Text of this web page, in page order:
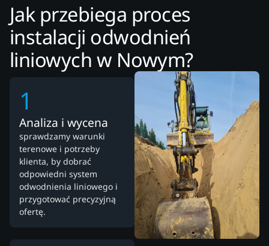
Jak przebiega proces
instalacji odwodnień
liniowych w Nowym?
1
Analiza i wycena
sprawdzamy warunki
terenowe i potrzeby
klienta, by dobrać
odpowiedni system
odwodnienia liniowego i
przygotować precyzyjną
ofertę.